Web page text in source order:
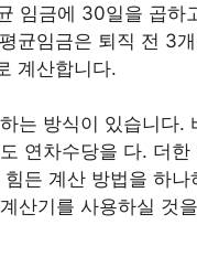
임금에 30일을 곱하
균임금은 퇴직 전 3
계산합니다.
는 방식이 있습니다.
연차수당을 다. 더
든 계산 방법을 하
산기를 사용하실 것